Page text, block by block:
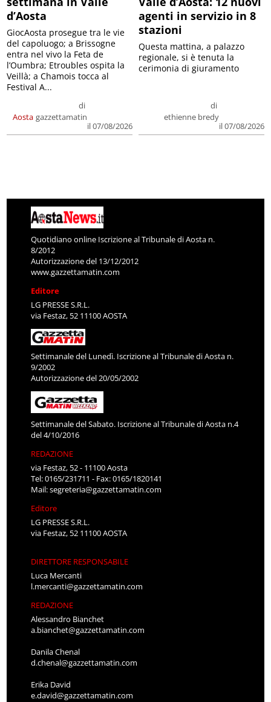
d’Aosta
Aosta
di
gazzettamatin
il 07/08/2026
GiocAosta prosegue tra le vie
del capoluogo; a Brissogne
entra nel vivo la Feta de
l’Oumbra; Etroubles ospita la
Veillà; a Chamois tocca al
Festival A...
agenti in servizio in 8
stazioni
di
ethienne bredy
il 07/08/2026
Questa mattina, a palazzo
regionale, si è tenuta la
cerimonia di giuramento
Quotidiano online Iscrizione al Tribunale di Aosta n.
8/2012
Autorizzazione del 13/12/2012
www.gazzettamatin.com
Editore
LG PRESSE S.R.L.
via Festaz, 52 11100 AOSTA
Settimanale del Lunedì. Iscrizione al Tribunale di Aosta n.
9/2002
Autorizzazione del 20/05/2002
Settimanale del Sabato. Iscrizione al Tribunale di Aosta n.4
del 4/10/2016
REDAZIONE
via Festaz, 52 - 11100 Aosta
Tel: 0165/231711 - Fax: 0165/1820141
Mail:segreteria@gazzettamatin.com
Editore
LG PRESSE S.R.L.
via Festaz, 52 11100 AOSTA
DIRETTORE RESPONSABILE
Luca Mercanti
l.mercanti@gazzettamatin.com
REDAZIONE
Alessandro Bianchet
a.bianchet@gazzettamatin.com
Danila Chenal
d.chenal@gazzettamatin.com
Erika David
e.david@gazzettamatin.com